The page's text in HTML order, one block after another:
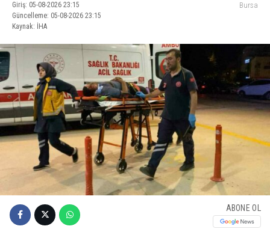
Giriş: 05-08-2026 23:15
Güncelleme: 05-08-2026 23:15
Kaynak: İHA
Bursa
ABONE OL